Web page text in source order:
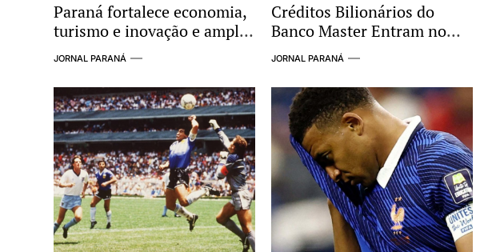
Paraná fortalece economia,
turismo e inovação e amplia
protagonismo no cenário
JORNAL PARANÁ
Créditos Bilionários do
Banco Master Entram no
Radar de Investigação por
Esquema Criminoso
JORNAL PARANÁ